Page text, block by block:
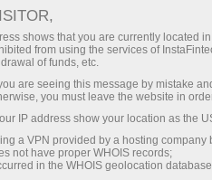
يمكنك الوصول إلى
1:5000، وبعض من أفضل فروق
في السوق، وظروف
الأسهم والمؤشرات
30% مكافأة
لكل إيداع
سرعة
وعلى الطريق السريع
shows that you are currently located
from using the services of
of funds, etc.
are seeing this message by mistake
you must leave the website in
IP address show your location as the
a VPN provided by a hosting company
not have proper WHOIS records;
in the WHOIS geolocation